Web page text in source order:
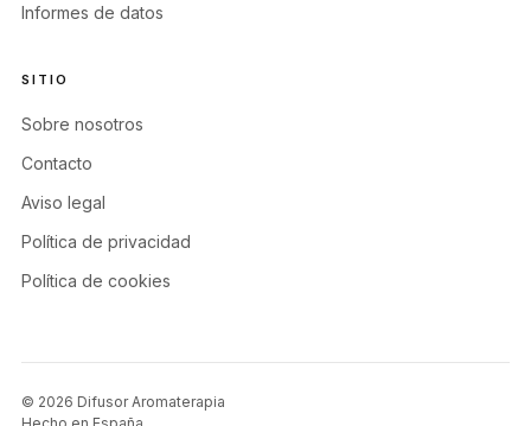
Informes de datos
SITIO
Sobre nosotros
Contacto
Aviso legal
Política de privacidad
Política de cookies
© 2026 Difusor Aromaterapia
Hecho en España